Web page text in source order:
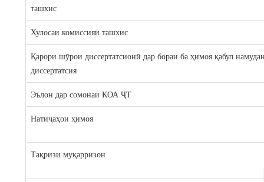
ташхис
Хулосаи комиссияи ташхис
Қарори шӯрои диссертатсионӣ дар бораи ба ҳимоя қабул
диссертатсия
Эълон дар сомонаи КОА ҶТ
Натиҷаҳои ҳимоя
Тақризи муқарризон